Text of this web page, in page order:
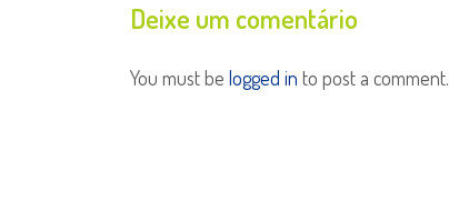
Deixe um comentário
You must be logged in to post a comment.